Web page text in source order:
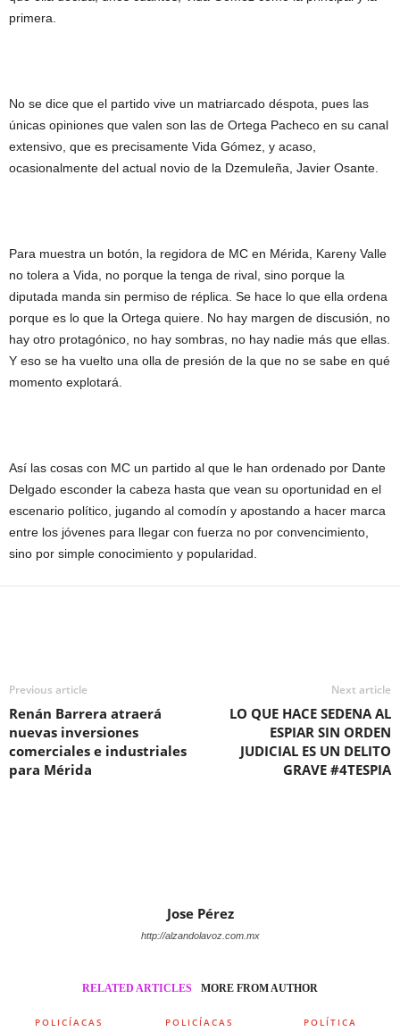
primera.
No se dice que el partido vive un matriarcado déspota, pues las
únicas opiniones que valen son las de Ortega Pacheco en su canal
extensivo, que es precisamente Vida Gómez, y acaso,
ocasionalmente del actual novio de la Dzemuleña, Javier Osante.
Para muestra un botón, la regidora de MC en Mérida, Kareny Valle
no tolera a Vida, no porque la tenga de rival, sino porque la
diputada manda sin permiso de réplica. Se hace lo que ella ordena
porque es lo que la Ortega quiere. No hay margen de discusión, no
hay otro protagónico, no hay sombras, no hay nadie más que ellas.
Y eso se ha vuelto una olla de presión de la que no se sabe en qué
momento explotará.
Así las cosas con MC un partido al que le han ordenado por Dante
Delgado esconder la cabeza hasta que vean su oportunidad en el
escenario político, jugando al comodín y apostando a hacer marca
entre los jóvenes para llegar con fuerza no por convencimiento,
sino por simple conocimiento y popularidad.
Previous article
Renán Barrera atraerá
nuevas inversiones
comerciales e industriales
para Mérida
Next article
LO QUE HACE SEDENA AL
ESPIAR SIN ORDEN
JUDICIAL ES UN DELITO
GRAVE #4TESPIA
Jose Pérez
http://alzandolavoz.com.mx
RELATED ARTICLES MORE FROM AUTHOR
POLICÍACAS POLICÍACAS POLÍTICA